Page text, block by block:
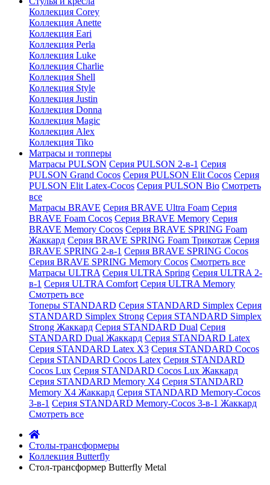
Коллекция Corey
Коллекция Anette
Коллекция Eari
Коллекция Perla
Коллекция Luke
Коллекция Charlie
Коллекция Shell
Коллекция Style
Коллекция Justin
Коллекция Donna
Коллекция Magic
Коллекция Alex
Коллекция Tiko
Матрасы и топперы
Матрасы PULSON Серия PULSON 2-в-1 Серия
PULSON Grand Cocos Серия PULSON Elit Cocos Серия
PULSON Elit Latex-Cocos Серия PULSON Bio Смотреть
все
Матрасы BRAVE Серия BRAVE Ultra Foam Серия
BRAVE Foam Cocos Серия BRAVE Memory Серия
BRAVE Memory Cocos Серия BRAVE SPRING Foam
Жаккард Серия BRAVE SPRING Foam Трикотаж Серия
BRAVE SPRING 2-в-1 Серия BRAVE SPRING Cocos
Серия BRAVE SPRING Memory Cocos Смотреть все
Матрасы ULTRA Серия ULTRA Spring Серия ULTRA 2-
в-1 Серия ULTRA Comfort Серия ULTRA Memory
Смотреть все
Топеры STANDARD Серия STANDARD Simplex Серия
STANDARD Simplex Strong Серия STANDARD Simplex
Strong Жаккард Серия STANDARD Dual Серия
STANDARD Dual Жаккард Серия STANDARD Latex
Серия STANDARD Latex X3 Серия STANDARD Cocos
Серия STANDARD Cocos Latex Серия STANDARD
Cocos Lux Серия STANDARD Cocos Lux Жаккард
Серия STANDARD Memory X4 Серия STANDARD
Memory X4 Жаккард Серия STANDARD Memory-Cocos
3-в-1 Серия STANDARD Memory-Cocos 3-в-1 Жаккард
Смотреть все
Cтолы-трансформеры
Коллекция Butterfly
Стол-трансформер Butterfly Metal